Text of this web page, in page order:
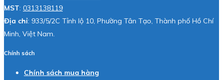
MST: 0313138119
Địa chỉ: 933/5/2C Tỉnh lộ 10, Phường Tân Tạo, Thành phố Hồ Chí
Minh, Việt Nam.
Chính sách
Chính sách mua hàng